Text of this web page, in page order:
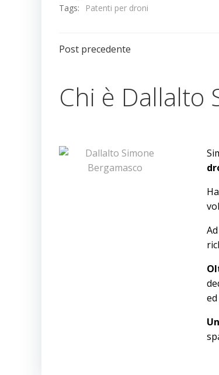
Tags:
Patenti per droni
Navigazione
articoli
Post precedente
Chi è Dallalto